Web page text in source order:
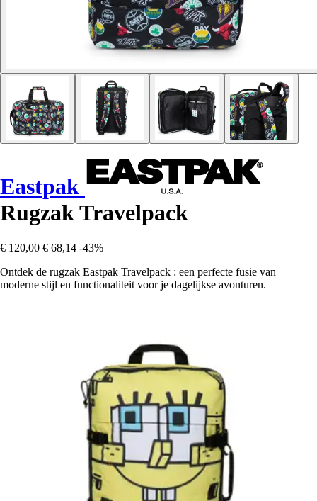
Eastpak
Rugzak Travelpack
€ 120,00 € 68,14 -43%
Ontdek de rugzak Eastpak Travelpack : een perfecte fusie van
moderne stijl en functionaliteit voor je dagelijkse avonturen.